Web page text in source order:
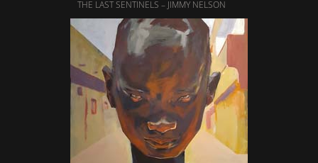
THE LAST SENTINELS – JIMMY NELSON